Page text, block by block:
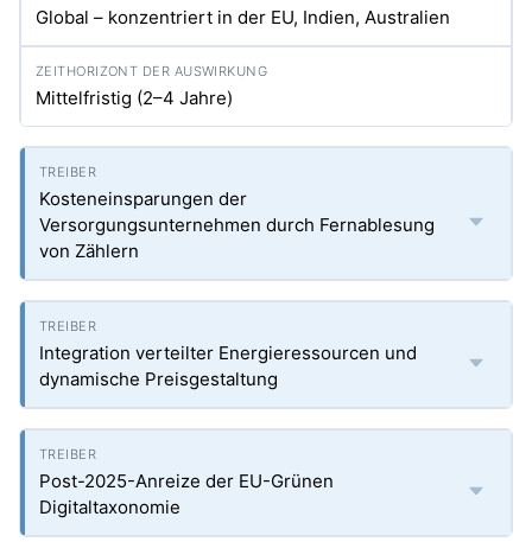
Global – konzentriert in der EU, Indien, Australien
Mittelfristig (2–4 Jahre)
Kosteneinsparungen der
Versorgungsunternehmen durch Fernablesung
von Zählern
Integration verteilter Energieressourcen und
dynamische Preisgestaltung
Post-2025-Anreize der EU-Grünen
Digitaltaxonomie